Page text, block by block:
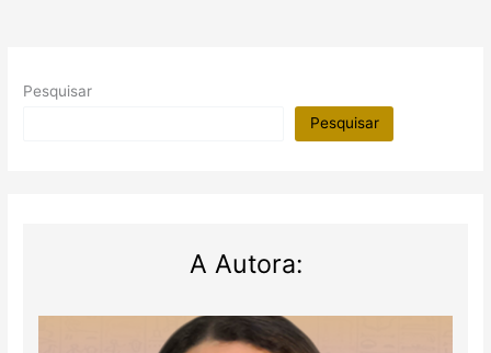
da
Pesquisar
Pesquisar
A Autora: